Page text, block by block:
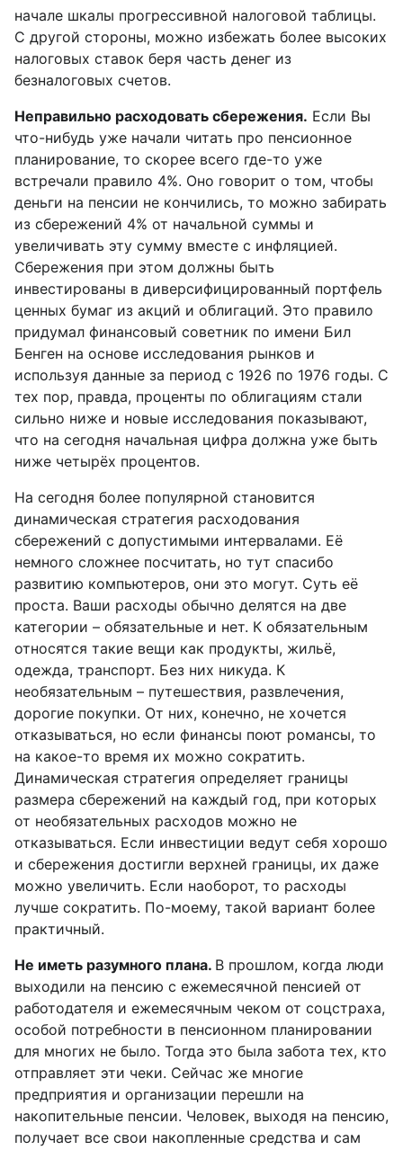
начале шкалы прогрессивной налоговой таблицы.
С другой стороны, можно избежать более высоких
налоговых ставок беря часть денег из
безналоговых счетов.
Неправильно расходовать сбережения. Если Вы
что-нибудь уже начали читать про пенсионное
планирование, то скорее всего где-то уже
встречали правило 4%. Оно говорит о том, чтобы
деньги на пенсии не кончились, то можно забирать
из сбережений 4% от начальной суммы и
увеличивать эту сумму вместе с инфляцией.
Сбережения при этом должны быть
инвестированы в диверсифицированный портфель
ценных бумаг из акций и облигаций. Это правило
придумал финансовый советник по имени Бил
Бенген на основе исследования рынков и
используя данные за период с 1926 по 1976 годы. С
тех пор, правда, проценты по облигациям стали
сильно ниже и новые исследования показывают,
что на сегодня начальная цифра должна уже быть
ниже четырёх процентов.
На сегодня более популярной становится
динамическая стратегия расходования
сбережений с допустимыми интервалами. Её
немного сложнее посчитать, но тут спасибо
развитию компьютеров, они это могут. Суть её
проста. Ваши расходы обычно делятся на две
категории – обязательные и нет. К обязательным
относятся такие вещи как продукты, жильё,
одежда, транспорт. Без них никуда. К
необязательным – путешествия, развлечения,
дорогие покупки. От них, конечно, не хочется
отказываться, но если финансы поют романсы, то
на какое-то время их можно сократить.
Динамическая стратегия определяет границы
размера сбережений на каждый год, при которых
от необязательных расходов можно не
отказываться. Если инвестиции ведут себя хорошо
и сбережения достигли верхней границы, их даже
можно увеличить. Если наоборот, то расходы
лучше сократить. По-моему, такой вариант более
практичный.
Не иметь разумного плана. В прошлом, когда люди
выходили на пенсию с ежемесячной пенсией от
работодателя и ежемесячным чеком от соцстраха,
особой потребности в пенсионном планировании
для многих не было. Тогда это была забота тех, кто
отправляет эти чеки. Сейчас же многие
предприятия и организации перешли на
накопительные пенсии. Человек, выходя на пенсию,
получает все свои накопленные средства и сам